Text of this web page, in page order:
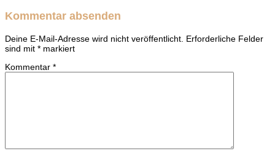
Kommentar absenden
Deine E-Mail-Adresse wird nicht veröffentlicht. Erforderliche Felder
sind mit * markiert
Kommentar *